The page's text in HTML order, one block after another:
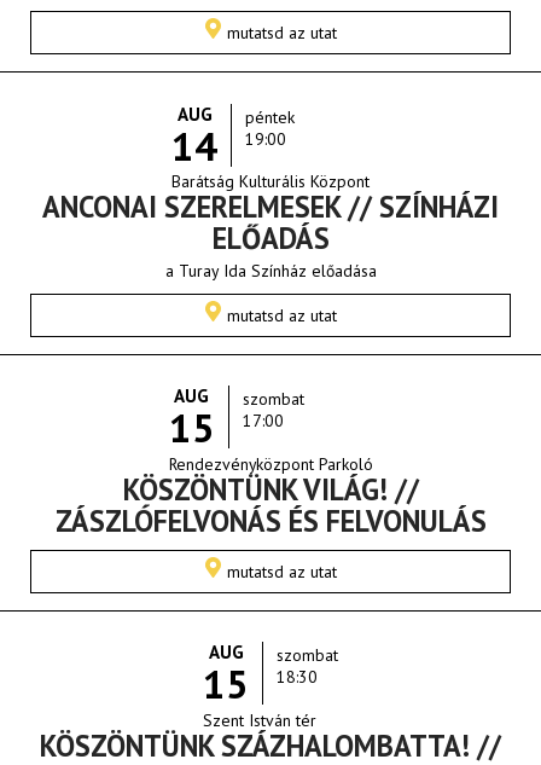
mutatsd az utat
AUG
14
péntek
19:00
Barátság Kulturális Központ
ANCONAI SZERELMESEK // SZÍNHÁZI
ELŐADÁS
a Turay Ida Színház előadása
mutatsd az utat
AUG
15
szombat
17:00
Rendezvényközpont Parkoló
KÖSZÖNTÜNK VILÁG! //
ZÁSZLÓFELVONÁS ÉS FELVONULÁS
mutatsd az utat
AUG
15
szombat
18:30
Szent István tér
KÖSZÖNTÜNK SZÁZHALOMBATTA! //